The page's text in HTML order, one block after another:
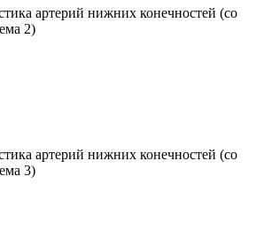
артерий нижних конечностей (со
2)
артерий нижних конечностей (со
3)